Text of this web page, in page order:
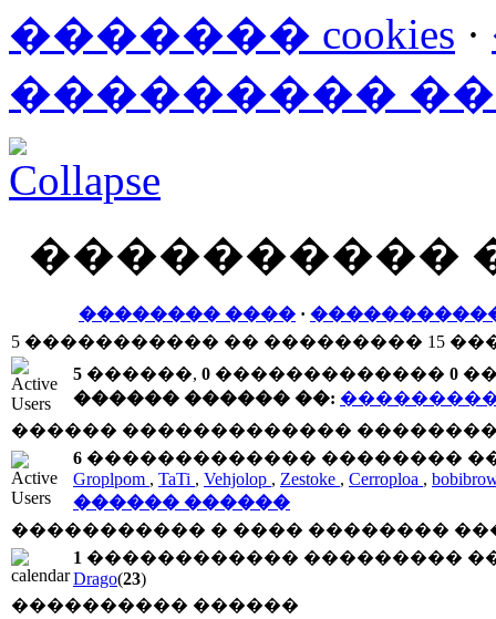
������� cookies ·
���������
����������
�������� ���� ·
5 ����������� �� ��������� 15
5 ������, 0 ������������� 0
������ ������ ��:
������ �������������
6 ������������� ��������
Groplpom , TaTi , Vehjolop , Zestoke , Cerroploa ,
������ ������
����������� � ���� ��������
1 ������������ ���������
Drago(23)
���������� ������